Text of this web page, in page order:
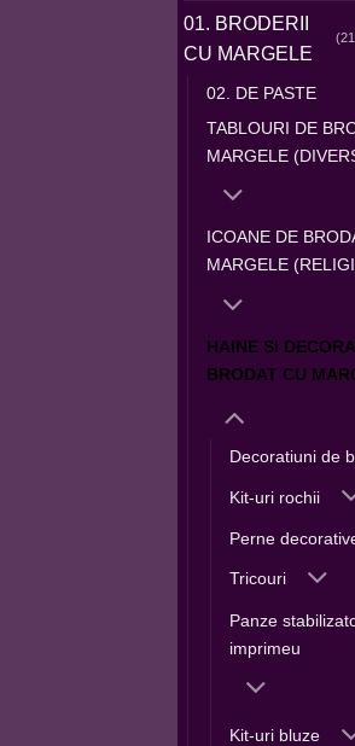
01. BRODERII
CU MARGELE
02. DE PASTE
TABLOURI DE
MARGELE
ICOANE DE
MARGELE
HAINE SI
BRODAT CU
Decoratiuni de
Kit-uri rochii
Perne
Tricouri
Panze
imprimeu
Kit-uri bluze